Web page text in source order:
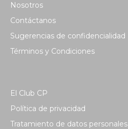
Nosotros
Contáctanos
Sugerencias de confidencialidad
Términos y Condiciones
El Club CP
Política de privacidad
Tratamiento de datos personales